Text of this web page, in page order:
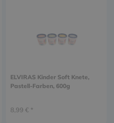
ELVIRAS Kinder Soft Knete,
Pastell-Farben, 600g
8,99 € *